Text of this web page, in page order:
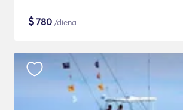
$780 /diena